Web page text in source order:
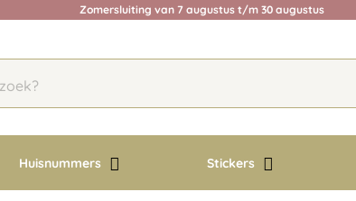
Zomersluiting van 7 augustus t/m 30 augustus
Huisnummers Stickers